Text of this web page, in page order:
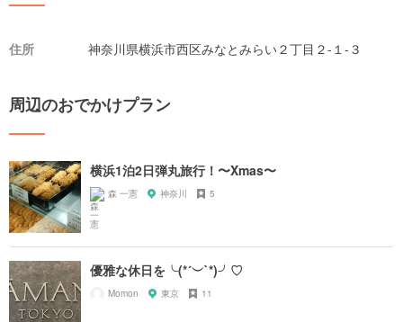
住所 神奈川県横浜市西区みなとみらい２丁目２-１-３
周辺のおでかけプラン
横浜1泊2日弾丸旅行！〜Xmas〜
森 一憲 神奈川 5
優雅な休日を╰(*´︶`*)╯♡
Momon 東京 11